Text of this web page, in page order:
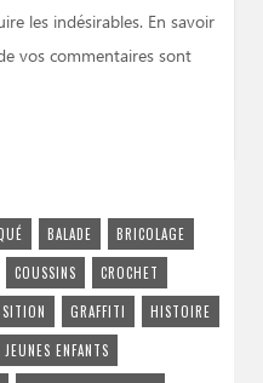
les indésirables. En savoir
vos commentaires sont
BALADE
BRICOLAGE
COUSSINS
CROCHET
GRAFFITI
HISTOIRE
JEUNES ENFANTS